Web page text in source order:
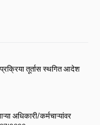
प्रक्रिया तूर्तास स्थगित आदेश
अधिकारी/कर्मचाऱ्यांवर